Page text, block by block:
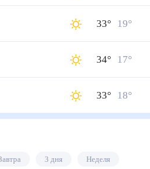
33° 19°
34° 17°
33° 18°
Завтра 3 дня Неделя